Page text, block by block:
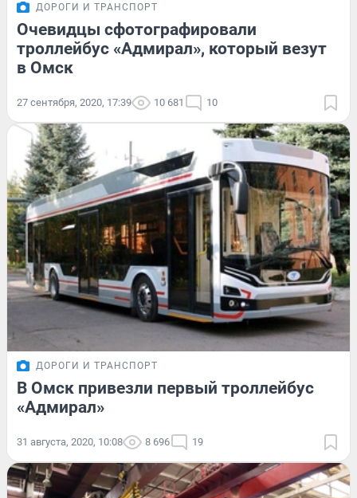
ДОРОГИ И ТРАНСПОРТ
Очевидцы сфотографировали
троллейбус «Адмирал», который везут
в Омск
27 сентября, 2020, 17:39 10 681 10
ДОРОГИ И ТРАНСПОРТ
В Омск привезли первый троллейбус
«Адмирал»
31 августа, 2020, 10:08 8 696 19